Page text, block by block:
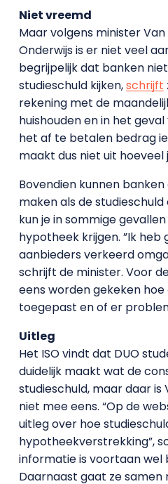
Niet vreemd
Maar volgens minister
Onderwijs is er niet veel
begrijpelijk dat banken
studieschuld kijken,schrijft
rekening met de
huishouden en in het
het af te betalen bedrag
maakt dus niet uit
Bovendien kunnen
maken als de
kun je in sommige
hypotheek krijgen. ”Ik heb
aanbieders verkeerd
schrijft de minister. Voor
eens worden gekeken
toegepast en of er
Uitleg
Het ISO vindt dat DUO
duidelijk maakt wat de
studieschuld, maar daar is
niet mee eens. “Op de
uitleg over hoe
hypotheekverstrekking”,
informatie is voortaan wel
Daarnaast gaat ze samen